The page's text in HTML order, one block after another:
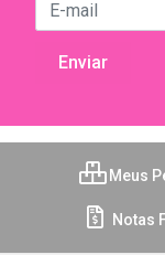
Meus
Notas